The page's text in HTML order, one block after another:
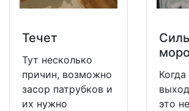
Течет
Тут несколько
причин, возможно
засор патрубков и
их нужно
это